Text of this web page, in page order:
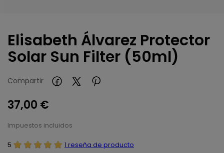
Elisabeth Álvarez Protector
Solar Sun Filter (50ml)
Compartir
37,00 €
Impuestos incluidos
5 1 reseña de producto